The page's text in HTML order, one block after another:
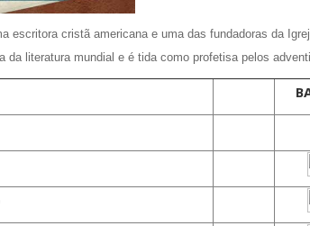
escritora cristã americana e uma das fundadoras da
da literatura mundial e é tida como profetisa pelos